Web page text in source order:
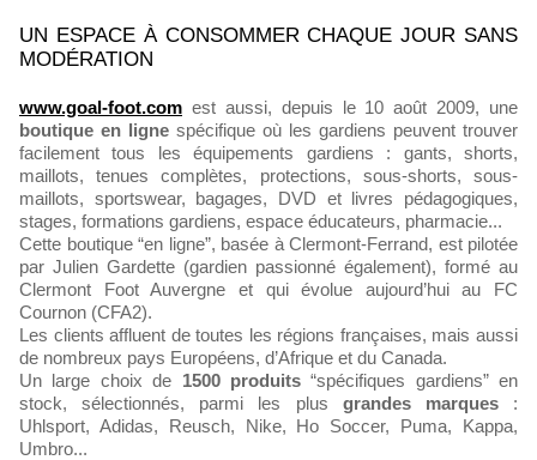
UN ESPACE À CONSOMMER CHAQUE JOUR SANS
MODÉRATION
www.goal-foot.com est aussi, depuis le 10 août 2009, une
boutique en ligne spécifique où les gardiens peuvent trouver
facilement tous les équipements gardiens : gants, shorts,
maillots, tenues complètes, protections, sous-shorts, sous-
maillots, sportswear, bagages, DVD et livres pédagogiques,
stages, formations gardiens, espace éducateurs, pharmacie...
Cette boutique “en ligne”, basée à Clermont-Ferrand, est pilotée
par Julien Gardette (gardien passionné également), formé au
Clermont Foot Auvergne et qui évolue aujourd’hui au FC
Cournon (CFA2).
Les clients affluent de toutes les régions françaises, mais aussi
de nombreux pays Européens, d’Afrique et du Canada.
Un large choix de 1500 produits“spécifiques gardiens” en
stock, sélectionnés, parmi les plus grandes marques:
Uhlsport, Adidas, Reusch, Nike, Ho Soccer, Puma, Kappa,
Umbro...